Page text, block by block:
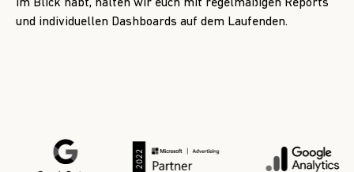
im Blick habt, halten wir euch mit regelmäßigen Reports
und individuellen Dashboards auf dem Laufenden.